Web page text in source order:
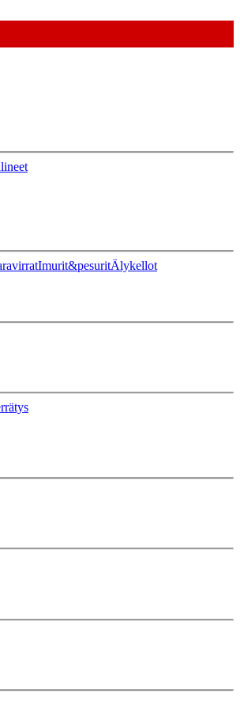
Imurit&pesuritÄlykellot